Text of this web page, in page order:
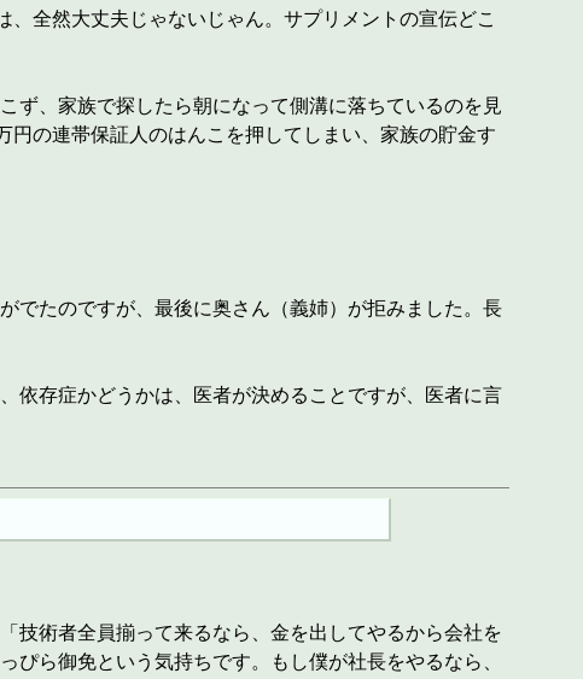
全然大丈夫じゃないじゃん。サプリメントの宣伝どこ
ず、家族で探したら朝になって側溝に落ちているのを見
の連帯保証人のはんこを押してしまい、家族の貯金す
でたのですが、最後に奥さん（義姉）が拒みました。長
依存症かどうかは、医者が決めることですが、医者に言
技術者全員揃って来るなら、金を出してやるから会社を
ら御免という気持ちです。もし僕が社長をやるなら、